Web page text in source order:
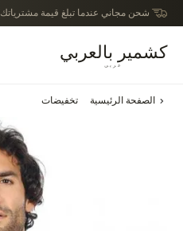
شحن مجاني عندما تبلغ قيمة مشترياتك 400$ - التسليم في غضون 7 أيام عمل - الترجيع في خلال 14 يوماً بعد الاستلام
كشمير بالعربي
عربى
الصفحة الرئيسية تخفيضات